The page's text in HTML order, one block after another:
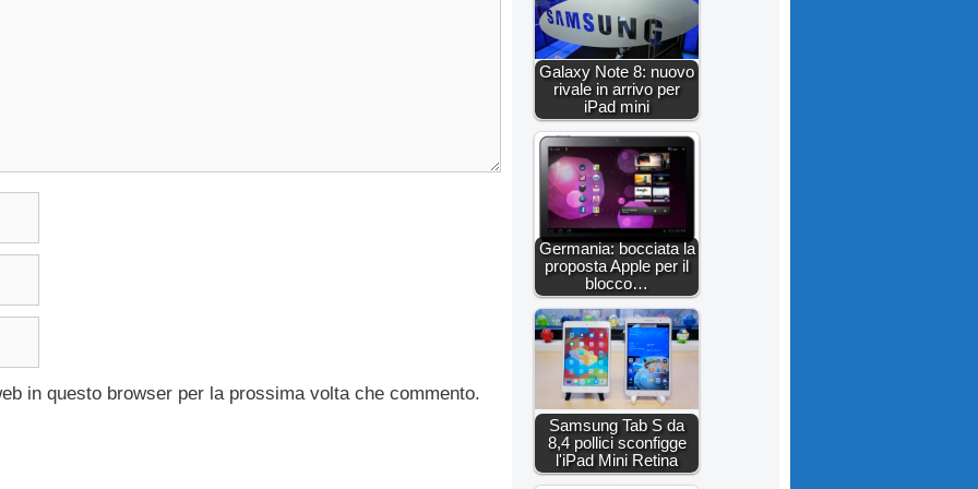
in questo browser per la prossima volta che commento.
Galaxy Note 8: nuovo
rivale in arrivo per
iPad mini
Germania: bocciata la
proposta Apple per il
blocco…
Samsung Tab S da
8,4 pollici sconfigge
l'iPad Mini Retina